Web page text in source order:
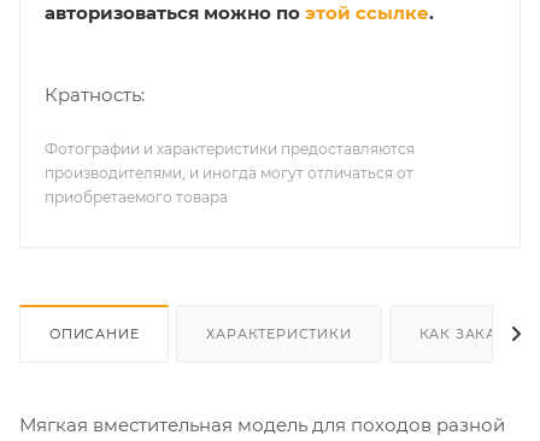
авторизоваться можно по этой ссылке.
Кратность:
Фотографии и характеристики предоставляются
производителями, и иногда могут отличаться от
приобретаемого товара
ОПИСАНИЕ ХАРАКТЕРИСТИКИ КАК ЗАКАЗАТЬ
Мягкая вместительная модель для походов разной